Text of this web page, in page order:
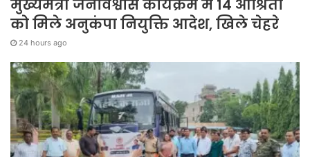
मुख्यमंत्री जनविश्वास कार्यक्रम में 14 आश्रितों
को मिले अनुकंपा नियुक्ति आदेश, खिले चेहरे
24 hours ago